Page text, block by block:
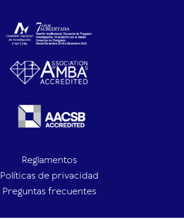
Reglamentos
Políticas de privacidad
Preguntas frecuentes